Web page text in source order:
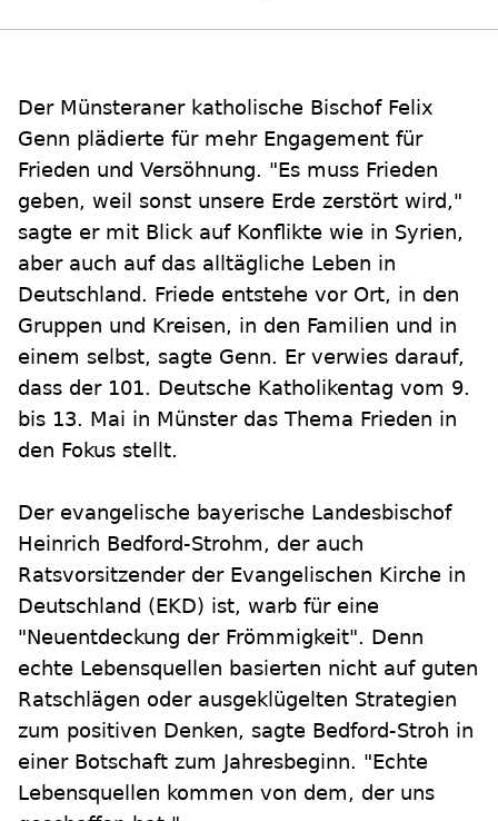
Der Münsteraner katholische Bischof Felix
Genn plädierte für mehr Engagement für
Frieden und Versöhnung. "Es muss Frieden
geben, weil sonst unsere Erde zerstört wird,"
sagte er mit Blick auf Konflikte wie in Syrien,
aber auch auf das alltägliche Leben in
Deutschland. Friede entstehe vor Ort, in den
Gruppen und Kreisen, in den Familien und in
einem selbst, sagte Genn. Er verwies darauf,
dass der 101. Deutsche Katholikentag vom 9.
bis 13. Mai in Münster das Thema Frieden in
den Fokus stellt.
Der evangelische bayerische Landesbischof
Heinrich Bedford-Strohm, der auch
Ratsvorsitzender der Evangelischen Kirche in
Deutschland (EKD) ist, warb für eine
"Neuentdeckung der Frömmigkeit". Denn
echte Lebensquellen basierten nicht auf guten
Ratschlägen oder ausgeklügelten Strategien
zum positiven Denken, sagte Bedford-Stroh in
einer Botschaft zum Jahresbeginn. "Echte
Lebensquellen kommen von dem, der uns